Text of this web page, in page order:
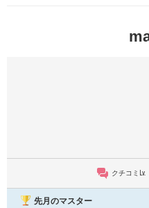
クチコミLv.
先月のマスター